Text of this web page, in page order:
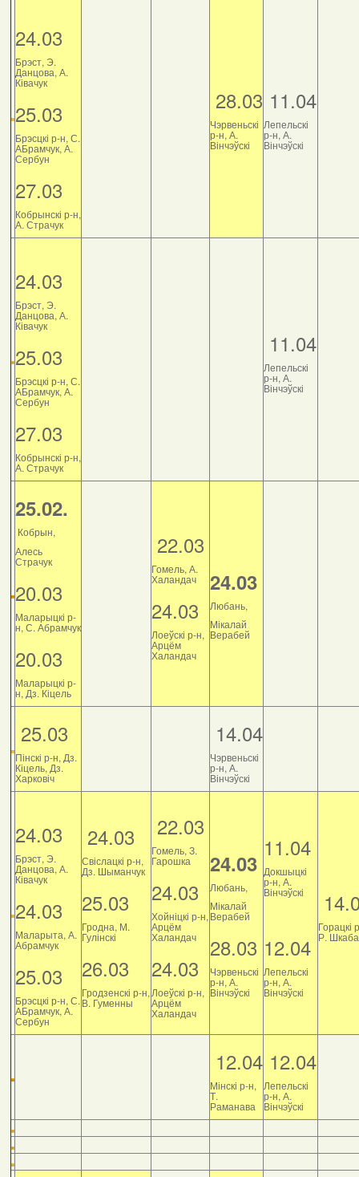
24.03
Брэст, Э.
Данцова, А.
Ківачук
25.03
Брэсцкі р-н, С.
АБрамчук, А.
Сербун
27.03
Кобрынскі р-н,
А. Страчук
28.03
Чэрвеньскі
р-н, А.
Вінчэўскі
11.04
Лепельскі
р-н, А.
Вінчэўскі
24.03
Брэст, Э.
Данцова, А.
Ківачук
25.03
Брэсцкі р-н, С.
АБрамчук, А.
Сербун
27.03
Кобрынскі р-н,
А. Страчук
11.04
Лепельскі
р-н, А.
Вінчэўскі
25.02.
Кобрын,
Алесь
Страчук
20.03
Маларыцкі р-
н, С. Абрамчук
20.03
Маларыцкі р-
н, Дз. Кіцель
22.03
Гомель, А.
Халандач
24.03
Лоеўскі р-н,
Арцём
Халандач
24.03
Любань,
Мікалай
Верабей
25.03
Пінскі р-н, Дз.
Кіцель, Дз.
Харковіч
14.04
Чэрвеньскі
р-н, А.
Вінчэўскі
24.03
Брэст, Э.
Данцова, А.
Ківачук
24.03
Маларыта, А.
Абрамчук
25.03
Брэсцкі р-н, С.
АБрамчук, А.
Сербун
24.03
Свіслацкі р-н,
Дз. Шыманчук
25.03
Гродна, М.
Гулінскі
26.03
Гродзенскі р-н,
В. Гуменны
22.03
Гомель, З.
Гарошка
24.03
Хойніцкі р-н,
Арцём
Халандач
24.03
Лоеўскі р-н,
Арцём
Халандач
24.03
Любань,
Мікалай
Верабей
28.03
Чэрвеньскі
р-н, А.
Вінчэўскі
11.04
Докшыцкі
р-н, А.
Вінчэўскі
12.04
Лепельскі
р-н, А.
Вінчэўскі
Горацкі
Р.
12.04
Мінскі р-н,
Т.
Раманава
12.04
Лепельскі
р-н, А.
Вінчэўскі